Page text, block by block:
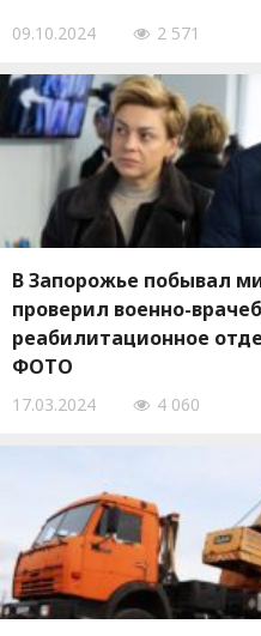
09.10.2024 2 571
В Запорожье побывал
проверил военно-
реабилитационное
ФОТО
17.03.2024 4 060